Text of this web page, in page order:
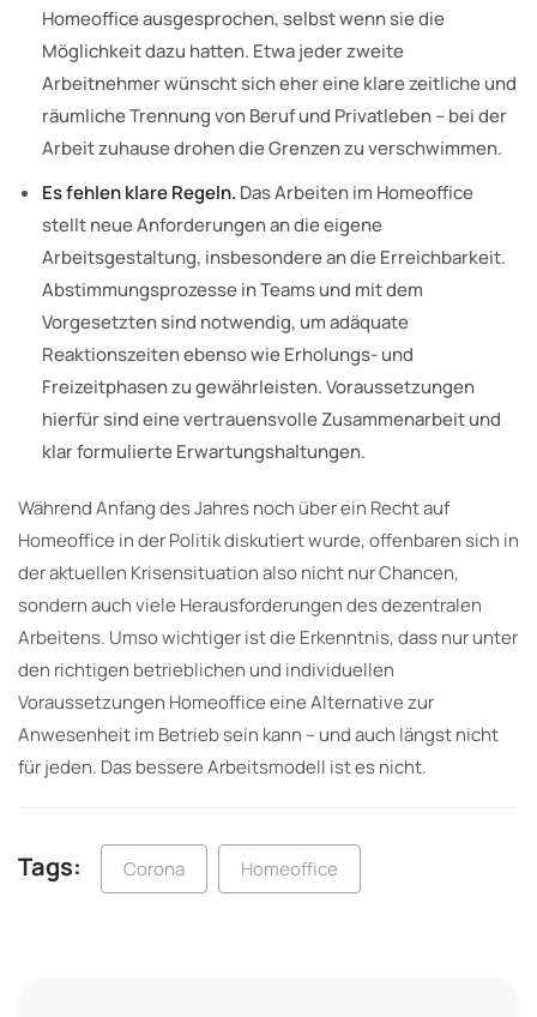
Homeoffice ausgesprochen, selbst wenn sie die
Möglichkeit dazu hatten. Etwa jeder zweite
Arbeitnehmer wünscht sich eher eine klare zeitliche und
räumliche Trennung von Beruf und Privatleben – bei der
Arbeit zuhause drohen die Grenzen zu verschwimmen.
Es fehlen klare Regeln. Das Arbeiten im Homeoffice
stellt neue Anforderungen an die eigene
Arbeitsgestaltung, insbesondere an die Erreichbarkeit.
Abstimmungsprozesse in Teams und mit dem
Vorgesetzten sind notwendig, um adäquate
Reaktionszeiten ebenso wie Erholungs- und
Freizeitphasen zu gewährleisten. Voraussetzungen
hierfür sind eine vertrauensvolle Zusammenarbeit und
klar formulierte Erwartungshaltungen.
Während Anfang des Jahres noch über ein Recht auf
Homeoffice in der Politik diskutiert wurde, offenbaren sich in
der aktuellen Krisensituation also nicht nur Chancen,
sondern auch viele Herausforderungen des dezentralen
Arbeitens. Umso wichtiger ist die Erkenntnis, dass nur unter
den richtigen betrieblichen und individuellen
Voraussetzungen Homeoffice eine Alternative zur
Anwesenheit im Betrieb sein kann – und auch längst nicht
für jeden. Das bessere Arbeitsmodell ist es nicht.
Tags: Corona Homeoffice